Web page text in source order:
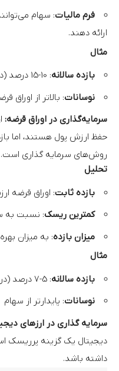
فرم مالیات: سهام
ارائه دهند.
مثال
بازده سالانه: 10-15 درصد (در سال 1403)
نوسانات: بالاتر از اوراق
سرمایه‌گذاری در اوراق قرضه:
حفظ ارزش پول هستند، اما
روش‌های سرمایه گذاری است.
تحلیل
بازده ثابت: اوراق قرضه
کمترین ریسک: نسبت به
میزان بازده: به میزان
مثال
بازده سالانه: 5-7 درصد (در سال 1403)
نوسانات: پایدارتر از سهام
سرمایه گذاری در ارزهای
دیجیتال یک گزینه پرریسک
داشته باشد.